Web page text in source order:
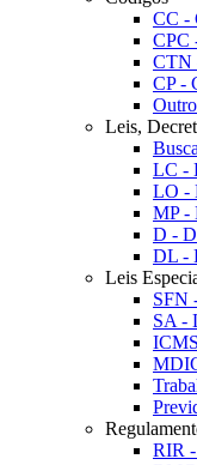
CC -
CPC
CTN
CP -
Leis,
LC -
LO -
MP -
D -
DL -
Leis
SFN
SA -
RIR -